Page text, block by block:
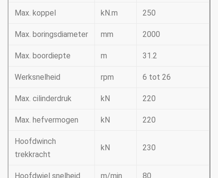
Max. koppel kN.m 250
Max. boringsdiameter mm 2000
Max. boordiepte m 31.2
Werksnelheid rpm 6 tot 26
Max. cilinderdruk kN 220
Max. hefvermogen kN 220
Hoofdwinch
trekkracht
kN 230
Hoofdwiel snelheid m/min 80